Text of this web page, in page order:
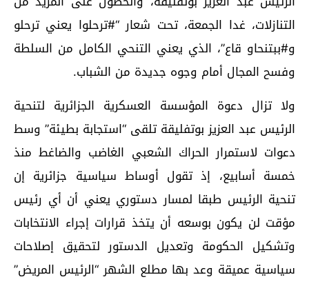
التنازلات، غدا الجمعة، تحت شعار “#ترحلوا يعني ترحلو
و#ببتنحاو قاع”، الذي يعني التنحي الكامل من السلطة
وفسح المجال أمام وجوه جديدة من الشباب.
ولا تزال دعوة المؤسسة العسكرية الجزائرية لتنحية
الرئيس عبد العزيز بوتفليقة تلقى “استجابة بطيئة” وسط
دعوات لاستمرار الحراك الشعبي الغاضب والضاغط منذ
خمسة أسابيع، إذ تقول أوساط سياسية جزائرية إن
تنحية الرئيس طبقا لمسار دستوري يعني أن أي رئيس
مؤقت لن يكون بوسعه أن يتخذ قرارات إجراء الانتخابات
وتشكيل الحكومة وتعديل الدستور لتحقيق إصلاحات
سياسية عميقة وعد بها مطلع الشهر “الرئيس المريض”